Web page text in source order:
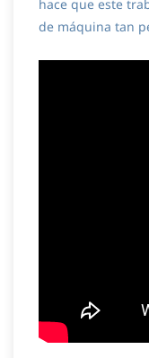
hace que este
de máquina tan